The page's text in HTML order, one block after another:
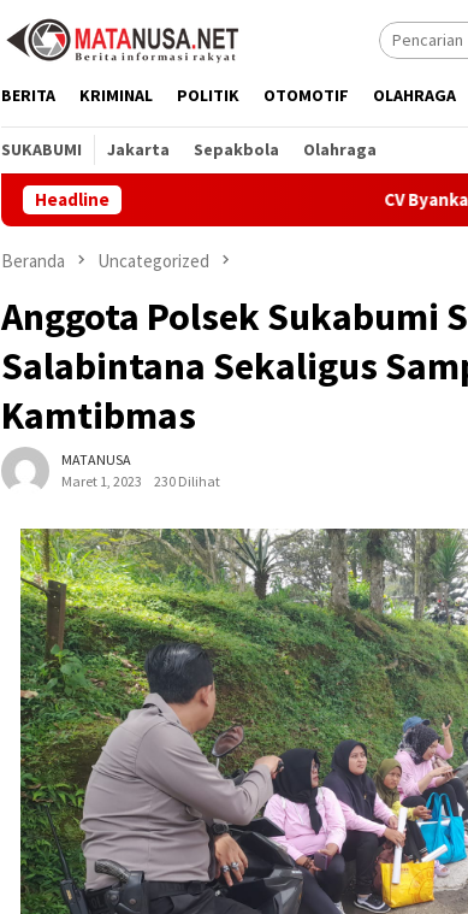
BERITA KRIMINAL POLITIK OTOMOTIF OLAHRAGA
SUKABUMI Jakarta Sepakbola Olahraga
Headline CV Byankarya Gerak
Beranda Uncategorized
Anggota Polsek Sukabumi
Salabintana Sekaligus
Kamtibmas
MATANUSA
Maret 1, 2023
230 Dilihat